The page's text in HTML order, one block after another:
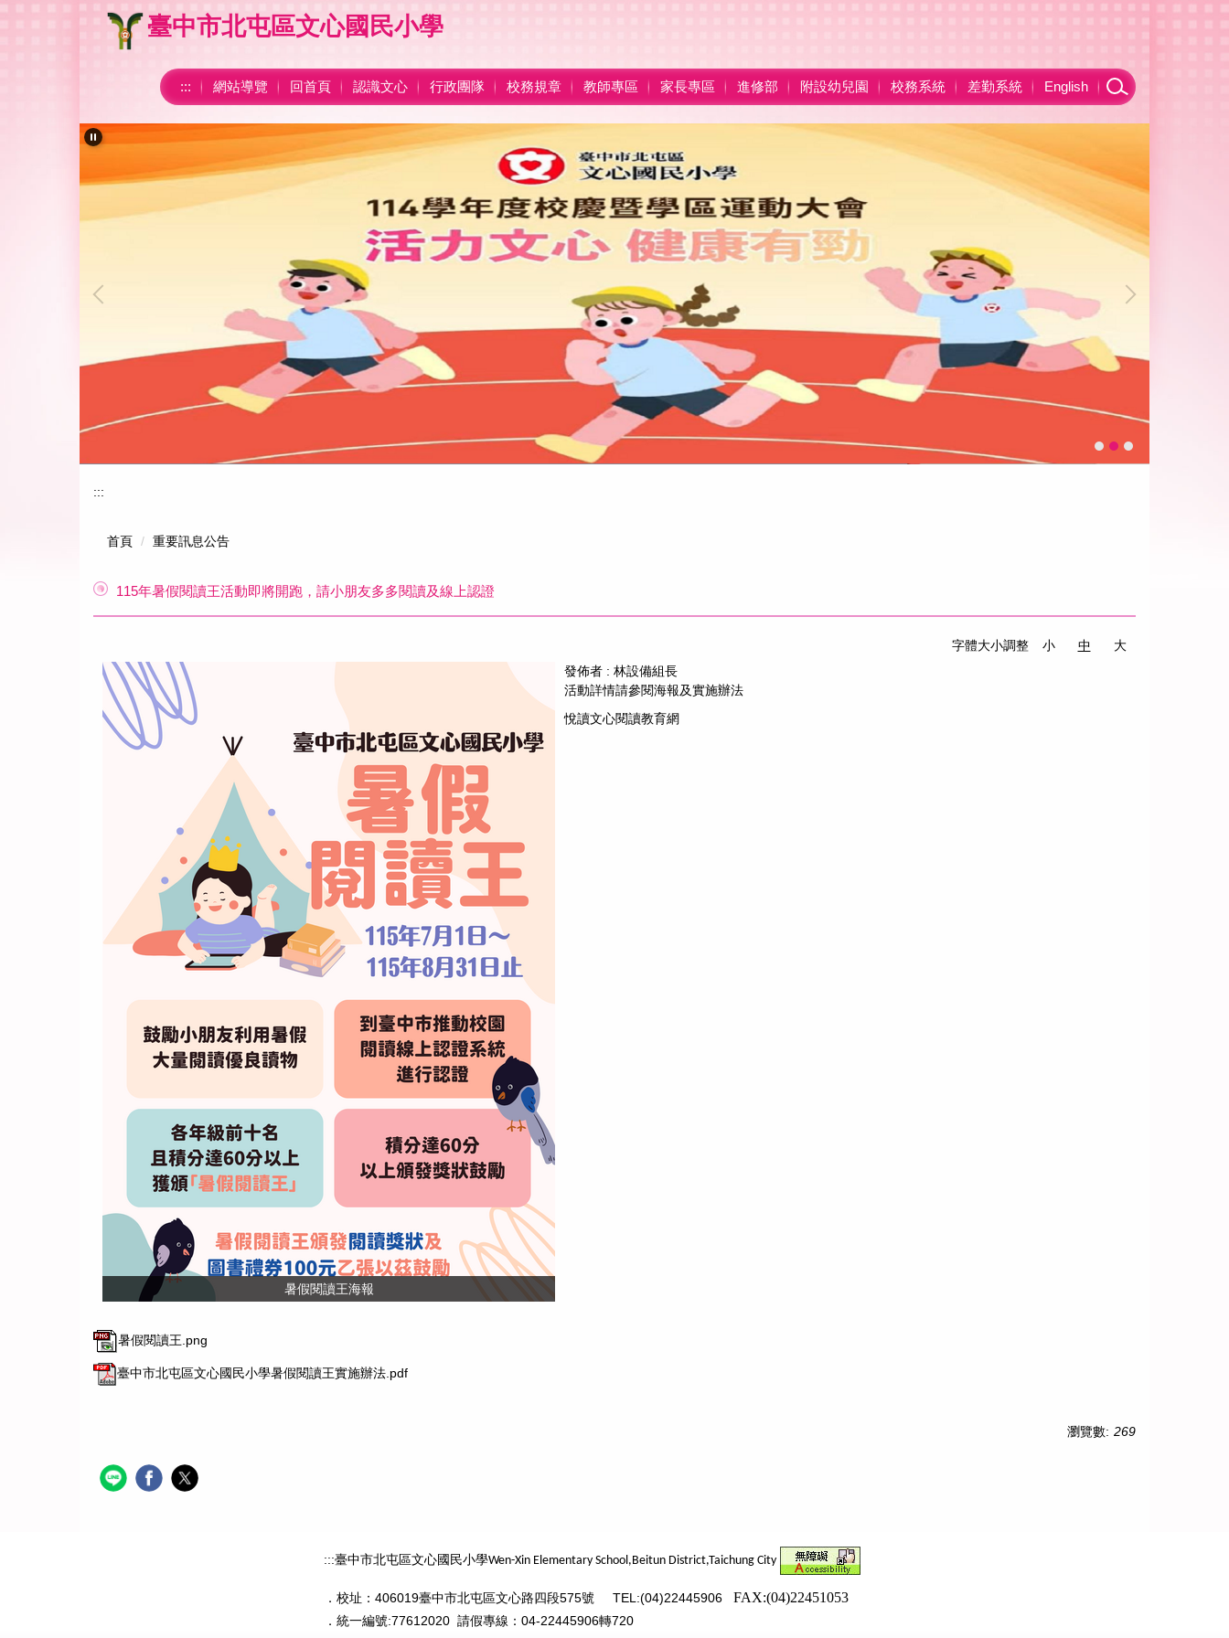
臺中市北屯區文心國民小學
::: 網站導覽 回首頁 認識文心 行政團隊 校務規章 教師專區 家長專區 進修部 附設幼兒園 校務系統 差勤系統 English
:::
首頁 重要訊息公告
115年暑假閱讀王活動即將開跑，請小朋友多多閱讀及線上認證
字體大小調整 小 中 大
暑假閱讀王海報
發佈者 : 林設備組長
活動詳情請參閱海報及實施辦法
悅讀文心閱讀教育網
暑假閱讀王.png
臺中市北屯區文心國民小學暑假閱讀王實施辦法.pdf
瀏覽數: 269
:::臺中市北屯區文心國民小學Wen-Xin Elementary School,Beitun District,Taichung City
． 校址：406019臺中市北屯區文心路四段575號 TEL:(04)22445906 FAX:(04)22451053
． 統一編號:77612020 請假專線：04-22445906轉720